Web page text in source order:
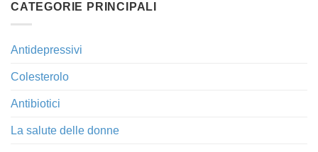
CATEGORIE PRINCIPALI
Antidepressivi
Colesterolo
Antibiotici
La salute delle donne